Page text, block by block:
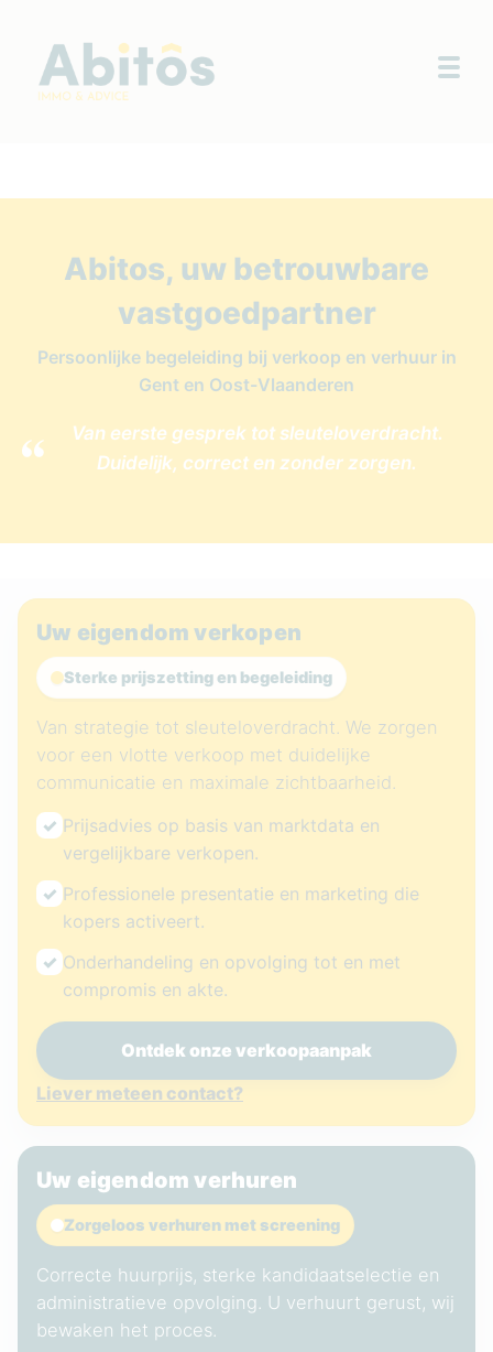
Abitos, uw betrouwbare
vastgoedpartner
Persoonlijke begeleiding bij verkoop en verhuur in
Gent en Oost-Vlaanderen
Van eerste gesprek tot sleuteloverdracht.
Duidelijk, correct en zonder zorgen.
Uw eigendom verkopen
Sterke prijszetting en begeleiding
Van strategie tot sleuteloverdracht. We zorgen
voor een vlotte verkoop met duidelijke
communicatie en maximale zichtbaarheid.
✓ Prijsadvies op basis van marktdata en
vergelijkbare verkopen.
✓ Professionele presentatie en marketing die
kopers activeert.
✓ Onderhandeling en opvolging tot en met
compromis en akte.
Ontdek onze verkoopaanpak
Liever meteen contact?
Uw eigendom verhuren
Zorgeloos verhuren met screening
Correcte huurprijs, sterke kandidaatselectie en
administratieve opvolging. U verhuurt gerust, wij
bewaken het proces.